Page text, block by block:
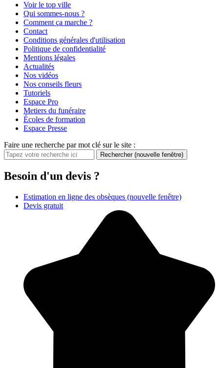
Voir le top ville
Qui sommes-nous ?
Comment ça marche ?
Contact
Conditions générales d'utilisation
Politique de confidentialité
Mentions légales
Actualités
Nos vidéos
Nos conseils fleurs
Tutoriels
Espace Pro
Metiers du funéraire
Écoles de formation
Espace Presse
Faire une recherche par mot clé sur le site :
Rechercher (nouvelle fenêtre)
Besoin d'un devis ?
Estimation en ligne des obsèques (nouvelle fenêtre)
Devis gratuit